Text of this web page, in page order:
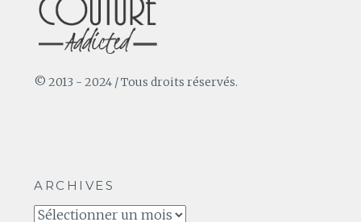
© 2013 - 2024 / Tous droits réservés.
ARCHIVES
Archives